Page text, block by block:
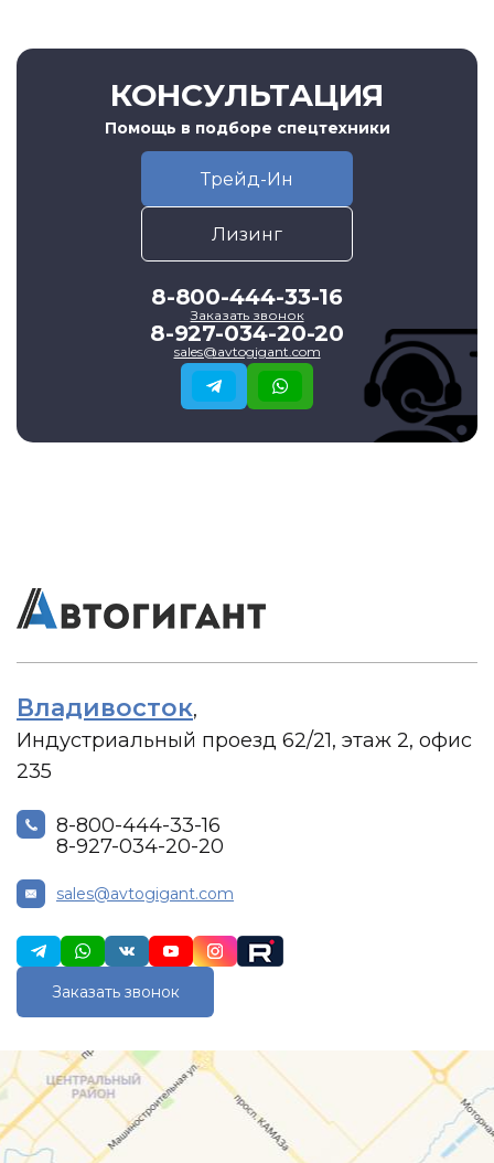
КОНСУЛЬТАЦИЯ
Помощь в подборе спецтехники
Трейд-Ин
Лизинг
8-800-444-33-16
Заказать звонок
8-927-034-20-20
sales@avtogigant.com
Владивосток,
Индустриальный проезд 62/21, этаж 2, офис
235
8-800-444-33-16
8-927-034-20-20
sales@avtogigant.com
Заказать звонок